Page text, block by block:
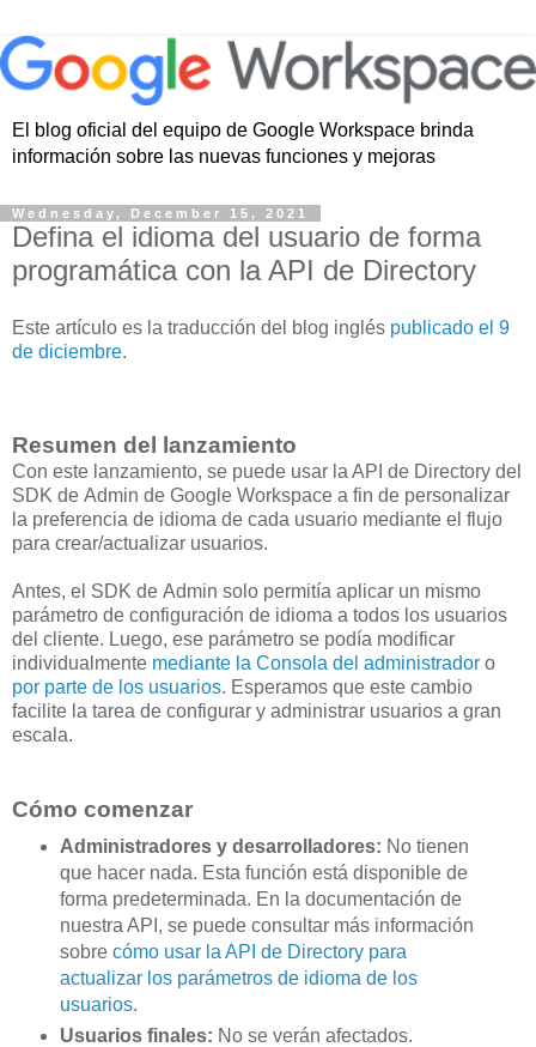
El blog oficial del equipo de Google Workspace brinda
información sobre las nuevas funciones y mejoras
Wednesday, December 15, 2021
Defina el idioma del usuario de forma
programática con la API de Directory
Este artículo es la traducción del blog inglés publicado el 9
de diciembre.
Resumen del lanzamiento
Con este lanzamiento, se puede usar la API de Directory del
SDK de Admin de Google Workspace a fin de personalizar
la preferencia de idioma de cada usuario mediante el flujo
para crear/actualizar usuarios.
Antes, el SDK de Admin solo permitía aplicar un mismo
parámetro de configuración de idioma a todos los usuarios
del cliente. Luego, ese parámetro se podía modificar
individualmente mediante la Consola del administrador o
por parte de los usuarios. Esperamos que este cambio
facilite la tarea de configurar y administrar usuarios a gran
escala.
Cómo comenzar
Administradores y desarrolladores: No tienen
que hacer nada. Esta función está disponible de
forma predeterminada. En la documentación de
nuestra API, se puede consultar más información
sobre cómo usar la API de Directory para
actualizar los parámetros de idioma de los
usuarios.
Usuarios finales: No se verán afectados.